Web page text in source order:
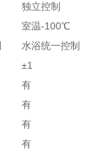
独立控制
室温-100℃
水浴统一控制
±1
有
有
有
有